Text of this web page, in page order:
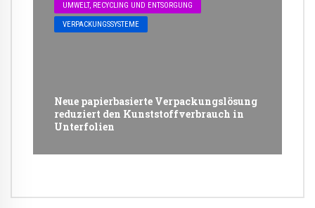
UMWELT, RECYCLING UND ENTSORGUNG
VERPACKUNGSSYSTEME
Neue papierbasierte Verpackungslösung
reduziert den Kunststoffverbrauch in
Unterfolien